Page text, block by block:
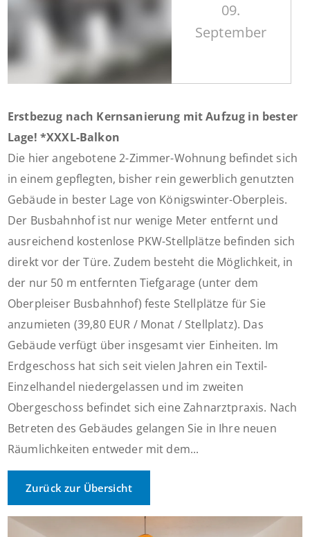
09.
September
Erstbezug nach Kernsanierung mit Aufzug in bester
Lage! *XXXL-Balkon
Die hier angebotene 2-Zimmer-Wohnung befindet sich
in einem gepflegten, bisher rein gewerblich genutzten
Gebäude in bester Lage von Königswinter-Oberpleis.
Der Busbahnhof ist nur wenige Meter entfernt und
ausreichend kostenlose PKW-Stellplätze befinden sich
direkt vor der Türe. Zudem besteht die Möglichkeit, in
der nur 50 m entfernten Tiefgarage (unter dem
Oberpleiser Busbahnhof) feste Stellplätze für Sie
anzumieten (39,80 EUR / Monat / Stellplatz). Das
Gebäude verfügt über insgesamt vier Einheiten. Im
Erdgeschoss hat sich seit vielen Jahren ein Textil-
Einzelhandel niedergelassen und im zweiten
Obergeschoss befindet sich eine Zahnarztpraxis. Nach
Betreten des Gebäudes gelangen Sie in Ihre neuen
Räumlichkeiten entweder mit dem...
Zurück zur Übersicht